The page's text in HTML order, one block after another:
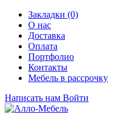
Закладки (0)
О нас
Доставка
Оплата
Портфолио
Контакты
Мебель в рассрочку
Написать нам Войти